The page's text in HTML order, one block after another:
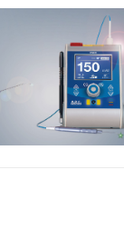
VOIR LE